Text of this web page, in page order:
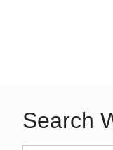
Search